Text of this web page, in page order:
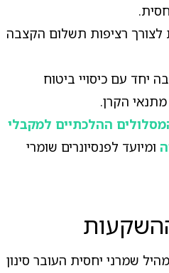
לצורך רציפות תשלום הקצבה
יחד עם כיסויי ביטוח
מתנאי הקרן.
ההלכתיים למקבלי
ומיועד לפנסיונרים שומרי
שמרני יחסית העובר סינון